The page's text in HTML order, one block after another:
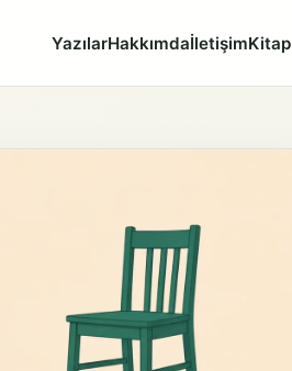
YazılarHakkımdaİletişimKitap